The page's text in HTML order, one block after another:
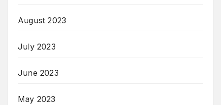
August 2023
July 2023
June 2023
May 2023